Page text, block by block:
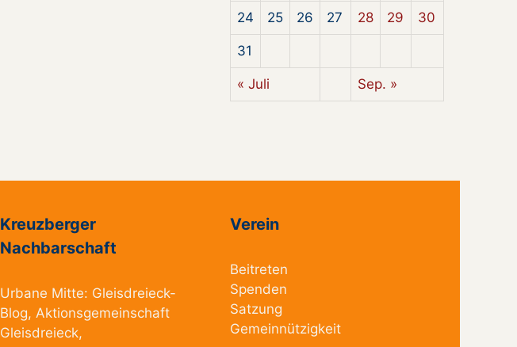
24 25 26 27 28 29 30
31
« Juli Sep. »
Kreuzberger
Nachbarschaft
Urbane Mitte: Gleisdreieck-
Blog, Aktionsgemeinschaft
Gleisdreieck,
Verein
Beitreten
Spenden
Satzung
Gemeinnützigkeit